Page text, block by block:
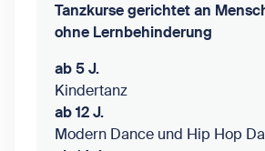
Tanzkurse gerichtet an
ohne Lernbehinderung
ab 5 J.
Kindertanz
ab 12 J.
Modern Dance und Hip Hop